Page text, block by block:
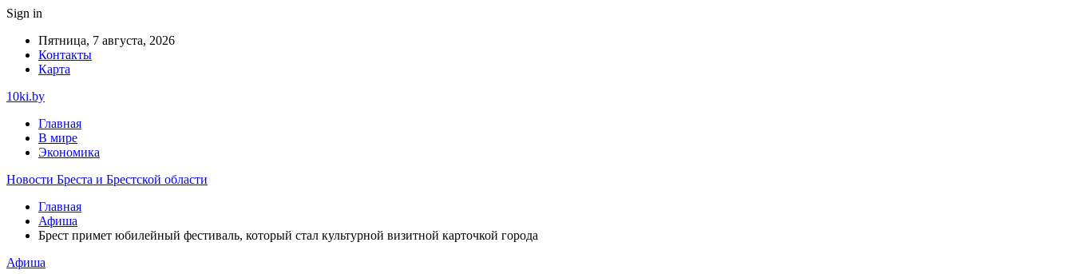
Sign in
Пятница, 7 августа, 2026
Контакты
Карта
10ki.by
Главная
В мире
Экономика
Новости Бреста и Брестской области
Главная
Афиша
Брест примет юбилейный фестиваль, который стал культурной визитной карточкой города
Афиша